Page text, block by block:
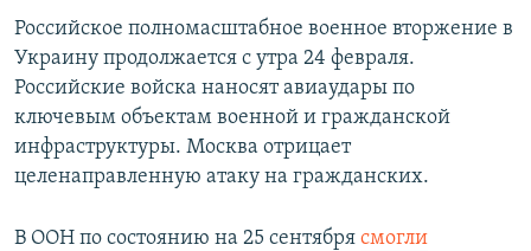
Российское полномасштабное военное вторжение в
Украину продолжается с утра 24 февраля.
Российские войска наносят авиаудары по
ключевым объектам военной и гражданской
инфраструктуры. Москва отрицает
целенаправленную атаку на гражданских.
В ООН по состоянию на 25 сентября смогли